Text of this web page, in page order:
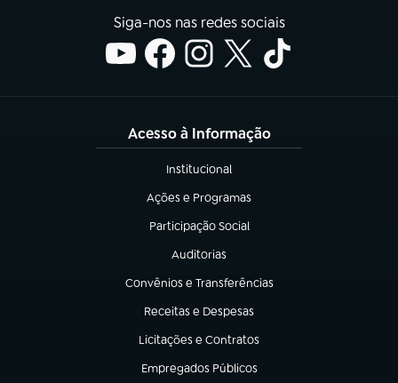
Siga-nos nas redes sociais
Acesso à Informação
Institucional
(abre em nova aba)
Ações e Programas
(abre em nova aba)
Participação Social
(abre em nova aba)
Auditorias
(abre em nova aba)
Convênios e Transferências
(abre em nova aba)
Receitas e Despesas
(abre em nova aba)
Licitações e Contratos
(abre em nova aba)
Empregados Públicos
(abre em nova aba)